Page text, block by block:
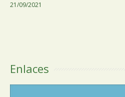
21/09/2021
Enlaces